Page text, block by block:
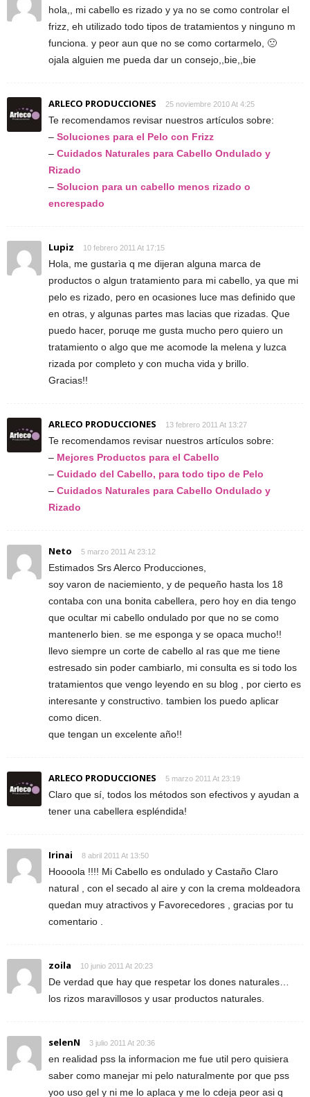
hola,, mi cabello es rizado y ya no se como controlar el
frizz, eh utilizado todo tipos de tratamientos y ninguno m
funciona. y peor aun que no se como cortarmelo, 🙁
ojala alguien me pueda dar un consejo,,bie,,bie
ARLECO PRODUCCIONES 25 noviembre 2010 At 4:25
Te recomendamos revisar nuestros artículos sobre:
– Soluciones para el Pelo con Frizz
– Cuidados Naturales para Cabello Ondulado y
Rizado
– Solucion para un cabello menos rizado o
encrespado
Lupiz 10 febrero 2011 At 17:15
Hola, me gustarìa q me dijeran alguna marca de
productos o algun tratamiento para mi cabello, ya que mi
pelo es rizado, pero en ocasiones luce mas definido que
en otras, y algunas partes mas lacias que rizadas. Que
puedo hacer, poruqe me gusta mucho pero quiero un
tratamiento o algo que me acomode la melena y luzca
rizada por completo y con mucha vida y brillo.
Gracias!!
ARLECO PRODUCCIONES 13 febrero 2011 At 13:27
Te recomendamos revisar nuestros artículos sobre:
– Mejores Productos para el Cabello
– Cuidado del Cabello, para todo tipo de Pelo
– Cuidados Naturales para Cabello Ondulado y
Rizado
Neto 5 marzo 2011 At 23:12
Estimados Srs Alerco Producciones,
soy varon de naciemiento, y de pequeño hasta los 18
contaba con una bonita cabellera, pero hoy en dia tengo
que ocultar mi cabello ondulado por que no se como
mantenerlo bien. se me esponga y se opaca mucho!!
llevo siempre un corte de cabello al ras que me tiene
estresado sin poder cambiarlo, mi consulta es si todo los
tratamientos que vengo leyendo en su blog , por cierto es
interesante y constructivo. tambien los puedo aplicar
como dicen.
que tengan un excelente año!!
ARLECO PRODUCCIONES 5 marzo 2011 At 23:19
Claro que sí, todos los métodos son efectivos y ayudan a
tener una cabellera espléndida!
Irinai 8 abril 2011 At 13:50
Hoooola !!!! Mi Cabello es ondulado y Castaño Claro
natural , con el secado al aire y con la crema moldeadora
quedan muy atractivos y Favorecedores , gracias por tu
comentario .
zoila 10 junio 2011 At 20:23
De verdad que hay que respetar los dones naturales…
los rizos maravillosos y usar productos naturales.
selenN 3 julio 2011 At 20:36
en realidad pss la informacion me fue util pero quisiera
saber como manejar mi pelo naturalmente por que pss
yoo uso gel y ni me lo aplaca y me lo cdeja peor asi q